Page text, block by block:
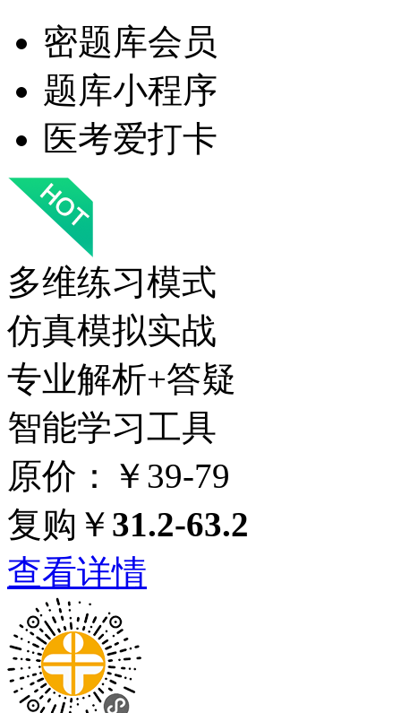
密题库会员
题库小程序
医考爱打卡
多维练习模式
仿真模拟实战
专业解析+答疑
智能学习工具
原价：￥39-79
复购￥ 31.2-63.2
查看详情